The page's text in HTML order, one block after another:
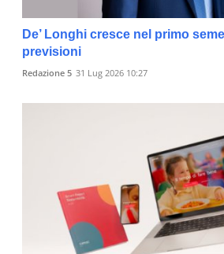
De’ Longhi cresce nel primo
previsioni
Redazione 5 31 Lug 2026 10:27